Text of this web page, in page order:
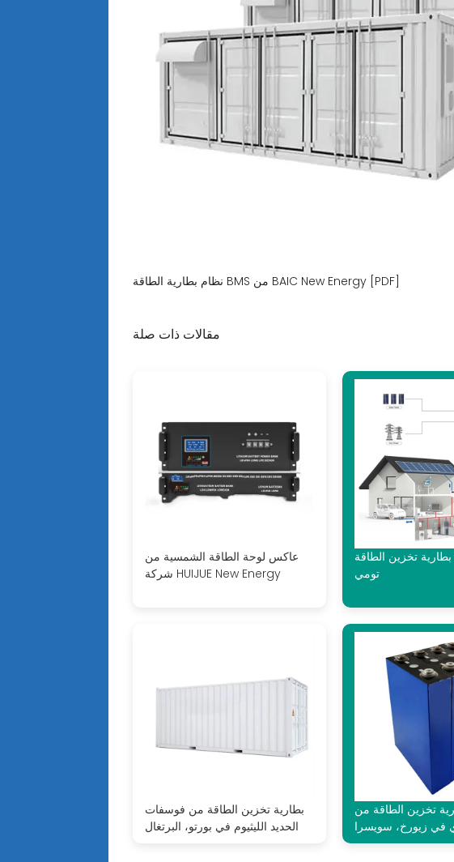
نظام بطارية الطاقة BMS من BAIC New Energy [PDF]
مقالات ذات صلة
عاكس لوحة الطاقة الشمسية من
شركة HUIJUE New Energy
بطارية تخزين الطاقة BMS من ساو
تومي
بطارية تخزين الطاقة من فوسفات
الحديد الليثيوم في بورتو، البرتغال
تخزين الطاقة من
في زيورخ، سويسرا